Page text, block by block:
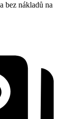
nákladů na